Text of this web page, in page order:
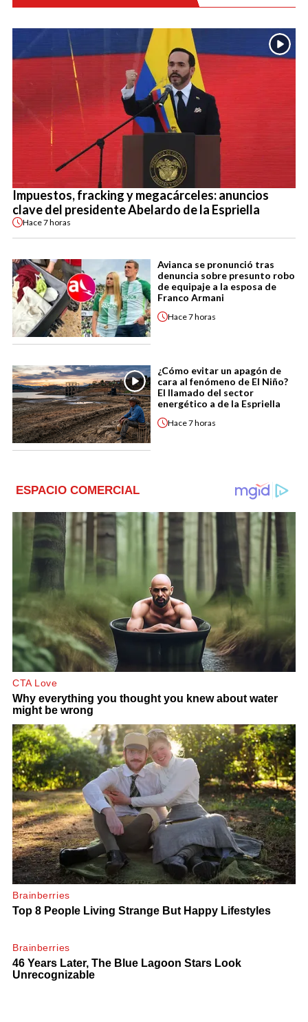
Impuestos, fracking y megacárceles: anuncios
clave del presidente Abelardo de la Espriella
Hace7 horas
Avianca se pronunció tras
denuncia sobre presunto robo
de equipaje a la esposa de
Franco Armani
Hace7 horas
¿Cómo evitar un apagón de
cara al fenómeno de El Niño?
El llamado del sector
energético a de la Espriella
Hace7 horas